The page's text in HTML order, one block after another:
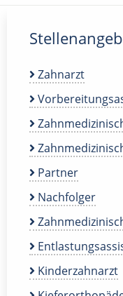
Zahnarzt
Partner
Nachfolger
Kinderzahnarzt